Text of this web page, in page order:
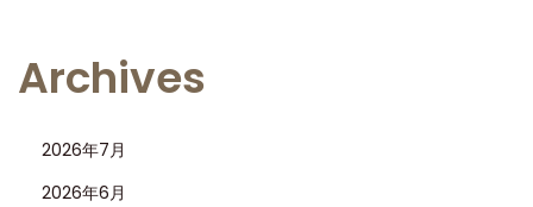
Archives
2026年7月
2026年6月